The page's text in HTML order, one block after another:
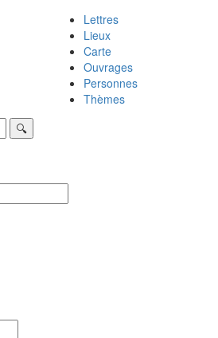
Lettres
Lieux
Carte
Ouvrages
Personnes
Thèmes